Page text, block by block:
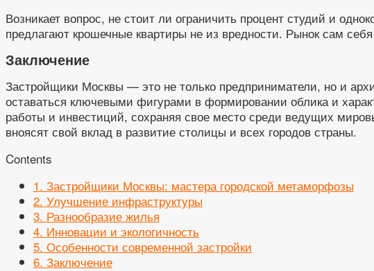
Возникает вопрос, не стоит ли ограничить процент студий и
предлагают крошечные квартиры не из вредности. Рынок сам
Заключение
Застройщики Москвы — это не только предприниматели, но и
оставаться ключевыми фигурами в формировании облика и
работы и инвестиций, сохраняя свое место среди ведущих
вноясят свой вклад в развитие столицы и всех городов страны.
Contents
1. Застройщики Москвы: мастера городской метаморфозы
2. Улучшение инфраструктуры
3. Разнообразие жилья
4. Инновации и экологичность
5. Особенности современной застройки
6. Заключение